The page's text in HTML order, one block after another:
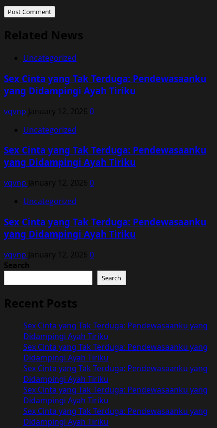
Related News
Uncategorized
Sex Cinta yang Tak Terduga: Pendewasaanku
yang Didampingi Ayah Tiriku
vqvnp January 12, 2026 0
Uncategorized
Sex Cinta yang Tak Terduga: Pendewasaanku
yang Didampingi Ayah Tiriku
vqvnp January 12, 2026 0
Uncategorized
Sex Cinta yang Tak Terduga: Pendewasaanku
yang Didampingi Ayah Tiriku
vqvnp January 12, 2026 0
Search
Search
Recent Posts
Sex Cinta yang Tak Terduga: Pendewasaanku yang
Didampingi Ayah Tiriku
Sex Cinta yang Tak Terduga: Pendewasaanku yang
Didampingi Ayah Tiriku
Sex Cinta yang Tak Terduga: Pendewasaanku yang
Didampingi Ayah Tiriku
Sex Cinta yang Tak Terduga: Pendewasaanku yang
Didampingi Ayah Tiriku
Sex Cinta yang Tak Terduga: Pendewasaanku yang
Didampingi Ayah Tiriku